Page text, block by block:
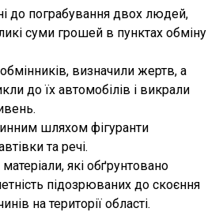
до пограбування двох людей,
суми грошей в пунктах обміну
визначили жертв, а
до їх автомобілів і викрали
шляхом фігуранти
та речі.
які обґрунтовано
підозрюваних до скоєння
на території області.